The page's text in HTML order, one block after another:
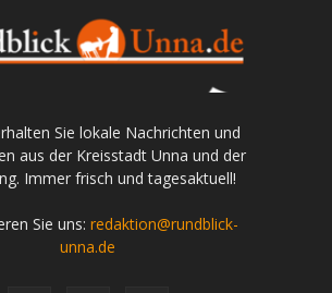
Sie lokale Nachrichten und
aus der Kreisstadt Unna und der
Immer frisch und tagesaktuell!
Sie uns: redaktion@rundblick-
unna.de